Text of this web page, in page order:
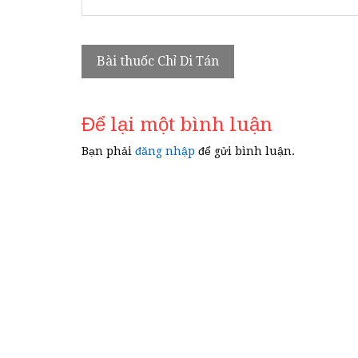
Điều
hướng
bài
viết
Bài thuốc Chỉ Di Tán
Để lại một bình luận
Bạn phải đăng nhập để gửi bình luận.